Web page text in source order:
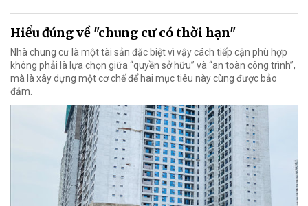
Hiểu đúng về "chung cư có thời hạn"
Nhà chung cư là một tài sản đặc biệt vì vậy cách tiếp cận phù hợp
không phải là lựa chọn giữa “quyền sở hữu” và “an toàn công trình”,
mà là xây dựng một cơ chế để hai mục tiêu này cùng được bảo
đảm.